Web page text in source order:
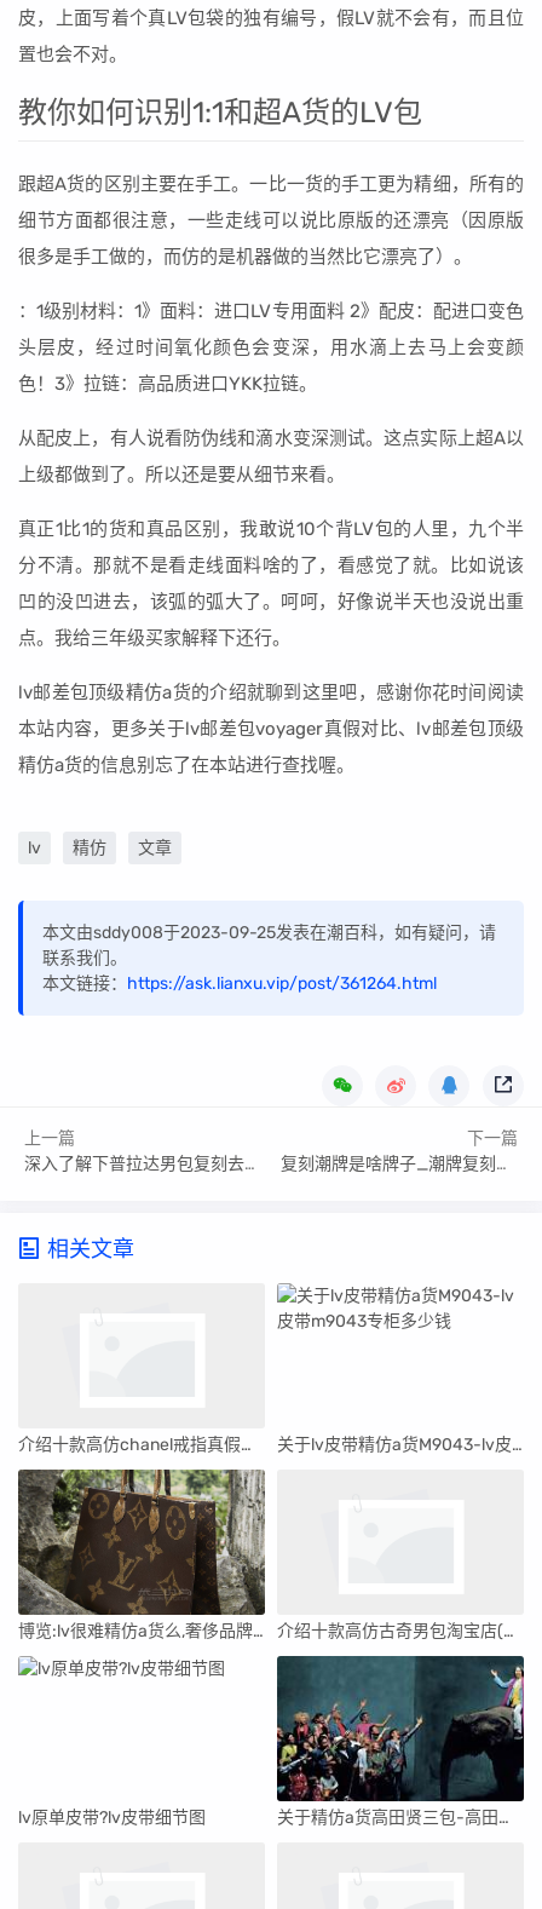
皮，上面写着个真LV包袋的独有编号，假LV就不会有，而且位
置也会不对。
教你如何识别1:1和超A货的LV包
跟超A货的区别主要在手工。一比一货的手工更为精细，所有的
细节方面都很注意，一些走线可以说比原版的还漂亮（因原版
很多是手工做的，而仿的是机器做的当然比它漂亮了）。
：1级别材料：1》面料：进口LV专用面料 2》配皮：配进口变色
头层皮，经过时间氧化颜色会变深，用水滴上去马上会变颜
色！3》拉链：高品质进口YKK拉链。
从配皮上，有人说看防伪线和滴水变深测试。这点实际上超A以
上级都做到了。所以还是要从细节来看。
真正1比1的货和真品区别，我敢说10个背LV包的人里，九个半
分不清。那就不是看走线面料啥的了，看感觉了就。比如说该
凹的没凹进去，该弧的弧大了。呵呵，好像说半天也没说出重
点。我给三年级买家解释下还行。
lv邮差包顶级精仿a货的介绍就聊到这里吧，感谢你花时间阅读
本站内容，更多关于lv邮差包voyager真假对比、lv邮差包顶级
精仿a货的信息别忘了在本站进行查找喔。
lv 精仿 文章
本文由sddy008于2023-09-25发表在潮百科，如有疑问，请
联系我们。
本文链接： https://ask.lianxu.vip/post/361264.html
上一篇
深入了解下普拉达男包复刻去哪里买排名,价格一般多少钱
下一篇
复刻潮牌是啥牌子_潮牌复刻有哪些大佬
相关文章
介绍十款高仿chanel戒指真假鉴别(chanel戒指怎样辩真的假的) 关于lv皮带精仿a货M9043-lv皮带m9043专柜多少钱
博览:lv很难精仿a货么,奢侈品牌知识大全 介绍十款高仿古奇男包淘宝店(古奇男包官网正品价格)
lv原单皮带?lv皮带细节图 关于精仿a货高田贤三包-高田贤三包包什么档次